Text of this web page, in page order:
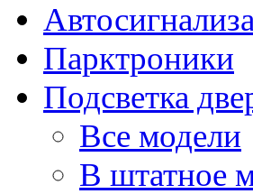
Парктроники
Подсветка
Все модели
В штатное